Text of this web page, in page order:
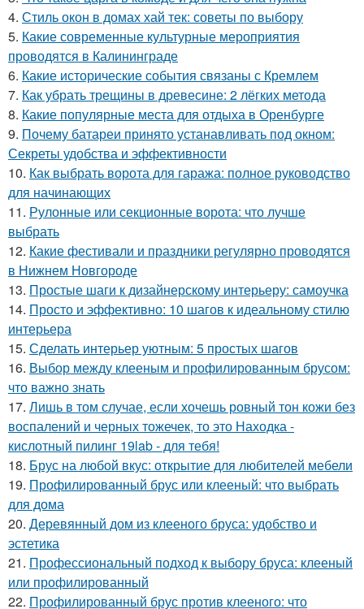
4. Стиль окон в домах хай тек: советы по выбору
5. Какие современные культурные мероприятия
проводятся в Калининграде
6. Какие исторические события связаны с Кремлем
7. Как убрать трещины в древесине: 2 лёгких метода
8. Какие популярные места для отдыха в Оренбурге
9. Почему батареи принято устанавливать под окном:
Секреты удобства и эффективности
10. Как выбрать ворота для гаража: полное руководство
для начинающих
11. Рулонные или секционные ворота: что лучше
выбрать
12. Какие фестивали и праздники регулярно проводятся
в Нижнем Новгороде
13. Простые шаги к дизайнерскому интерьеру: самоучка
14. Просто и эффективно: 10 шагов к идеальному стилю
интерьера
15. Сделать интерьер уютным: 5 простых шагов
16. Выбор между клееным и профилированным брусом:
что важно знать
17. Лишь в том случае, если хочешь ровный тон кожи без
воспалений и черных тожечек, то это Находка -
кислотный пилинг 19lab - для тебя!
18. Брус на любой вкус: открытие для любителей мебели
19. Профилированный брус или клееный: что выбрать
для дома
20. Деревянный дом из клееного бруса: удобство и
эстетика
21. Профессиональный подход к выбору бруса: клееный
или профилированный
22. Профилированный брус против клееного: что